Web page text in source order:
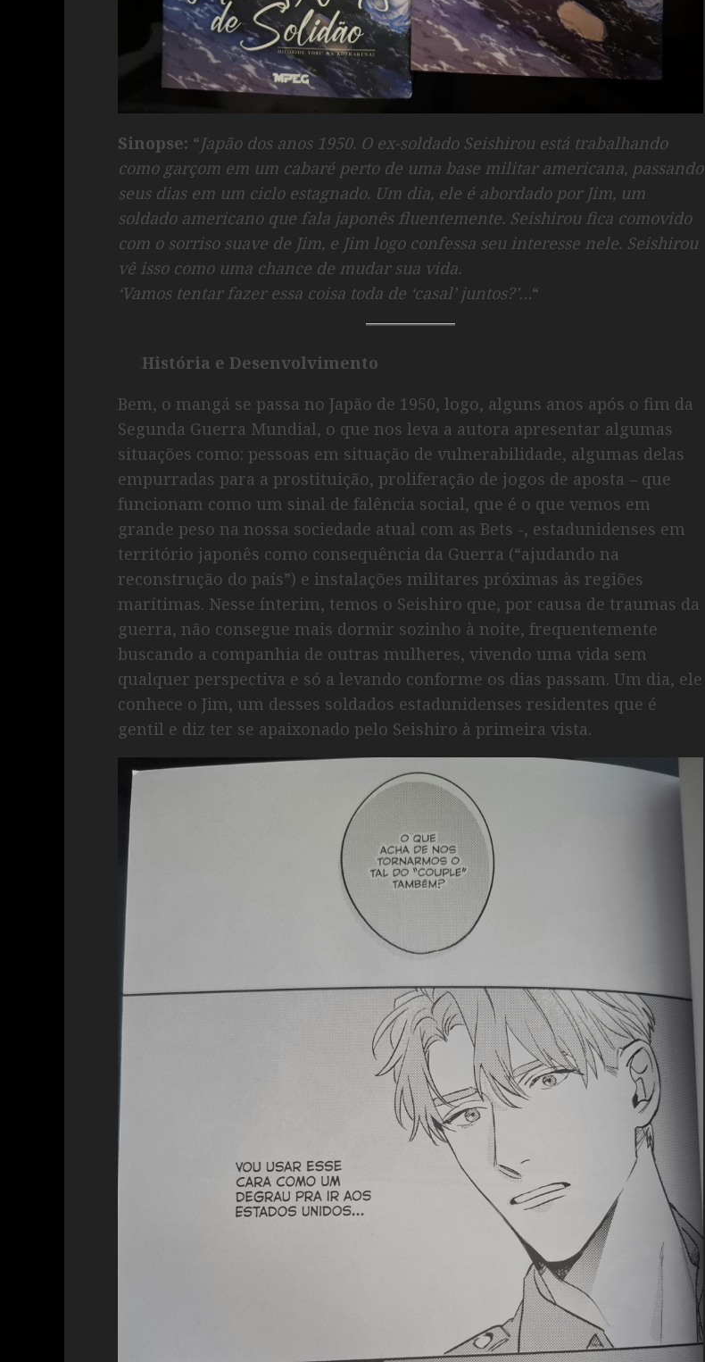
Sinopse: “Japão dos anos 1950. O ex-soldado Seishirou está trabalhando
como garçom em um cabaré perto de uma base militar americana, passando
seus dias em um ciclo estagnado. Um dia, ele é abordado por Jim, um
soldado americano que fala japonês fluentemente. Seishirou fica comovido
com o sorriso suave de Jim, e Jim logo confessa seu interesse nele. Seishirou
vê isso como uma chance de mudar sua vida.
‘Vamos tentar fazer essa coisa toda de ‘casal’ juntos?’…“
História e Desenvolvimento
Bem, o mangá se passa no Japão de 1950, logo, alguns anos após o fim da
Segunda Guerra Mundial, o que nos leva a autora apresentar algumas
situações como: pessoas em situação de vulnerabilidade, algumas delas
empurradas para a prostituição, proliferação de jogos de aposta – que
funcionam como um sinal de falência social, que é o que vemos em
grande peso na nossa sociedade atual com as Bets -, estadunidenses em
território japonês como consequência da Guerra (“ajudando na
reconstrução do país”) e instalações militares próximas às regiões
marítimas. Nesse ínterim, temos o Seishiro que, por causa de traumas da
guerra, não consegue mais dormir sozinho à noite, frequentemente
buscando a companhia de outras mulheres, vivendo uma vida sem
qualquer perspectiva e só a levando conforme os dias passam. Um dia, ele
conhece o Jim, um desses soldados estadunidenses residentes que é
gentil e diz ter se apaixonado pelo Seishiro à primeira vista.